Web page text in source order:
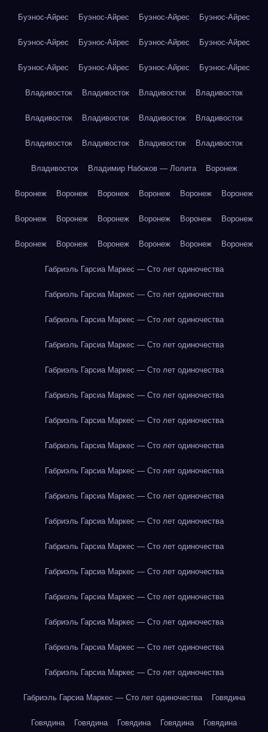
Буэнос-Айрес Буэнос-Айрес Буэнос-Айрес Буэнос-Айрес
Буэнос-Айрес Буэнос-Айрес Буэнос-Айрес Буэнос-Айрес
Буэнос-Айрес Буэнос-Айрес Буэнос-Айрес Буэнос-Айрес
Владивосток Владивосток Владивосток Владивосток
Владивосток Владивосток Владивосток Владивосток
Владивосток Владивосток Владивосток Владивосток
Владивосток Владимир Набоков — Лолита Воронеж
Воронеж Воронеж Воронеж Воронеж Воронеж Воронеж
Воронеж Воронеж Воронеж Воронеж Воронеж Воронеж
Воронеж Воронеж Воронеж Воронеж Воронеж Воронеж
Габриэль Гарсиа Маркес — Сто лет одиночества
Габриэль Гарсиа Маркес — Сто лет одиночества
Габриэль Гарсиа Маркес — Сто лет одиночества
Габриэль Гарсиа Маркес — Сто лет одиночества
Габриэль Гарсиа Маркес — Сто лет одиночества
Габриэль Гарсиа Маркес — Сто лет одиночества
Габриэль Гарсиа Маркес — Сто лет одиночества
Габриэль Гарсиа Маркес — Сто лет одиночества
Габриэль Гарсиа Маркес — Сто лет одиночества
Габриэль Гарсиа Маркес — Сто лет одиночества
Габриэль Гарсиа Маркес — Сто лет одиночества
Габриэль Гарсиа Маркес — Сто лет одиночества
Габриэль Гарсиа Маркес — Сто лет одиночества
Габриэль Гарсиа Маркес — Сто лет одиночества
Габриэль Гарсиа Маркес — Сто лет одиночества
Габриэль Гарсиа Маркес — Сто лет одиночества
Габриэль Гарсиа Маркес — Сто лет одиночества
Габриэль Гарсиа Маркес — Сто лет одиночества Говядина
Говядина Говядина Говядина Говядина Говядина